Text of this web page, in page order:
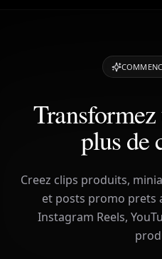
plus de
Creez clips produits,
et posts promo prets
Instagram Reels,